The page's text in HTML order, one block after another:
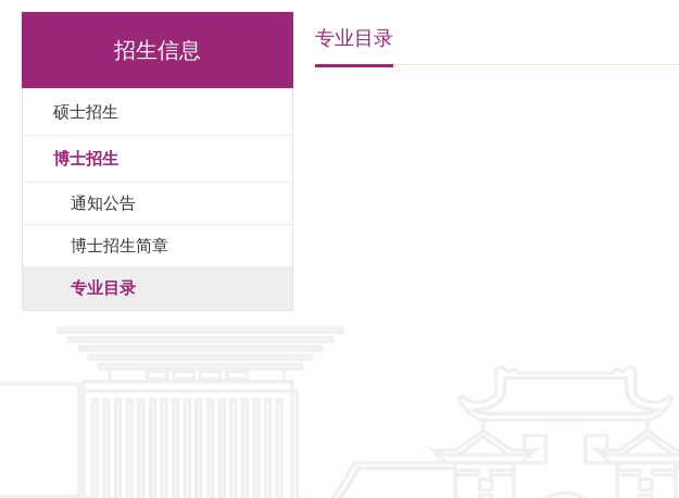
招生信息
硕士招生
博士招生
通知公告
博士招生简章
专业目录
专业目录